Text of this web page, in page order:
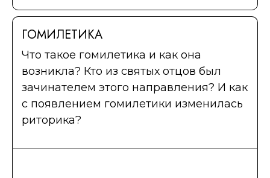
ГОМИЛЕТИКА
Что такое гомилетика и как она
возникла? Кто из святых отцов был
зачинателем этого направления? И как
с появлением гомилетики изменилась
риторика?